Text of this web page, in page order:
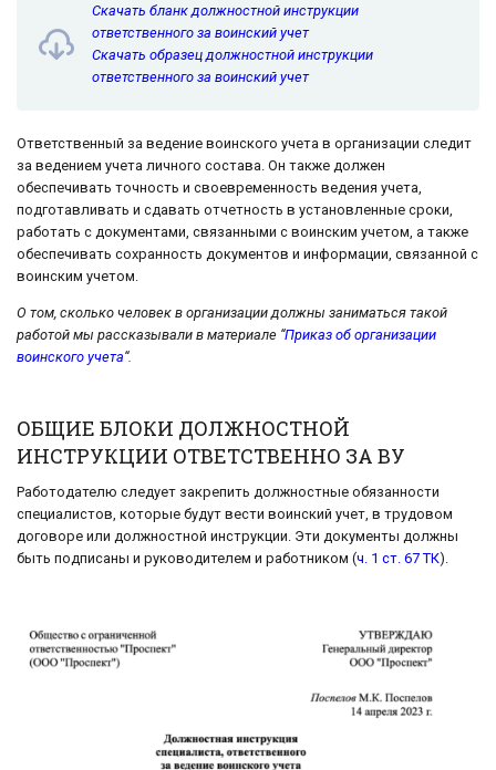
Скачать бланк должностной инструкции
ответственного за воинский учет
Скачать образец должностной инструкции
ответственного за воинский учет
Ответственный за ведение воинского учета в организации следит
за ведением учета личного состава. Он также должен
обеспечивать точность и своевременность ведения учета,
подготавливать и сдавать отчетность в установленные сроки,
работать с документами, связанными с воинским учетом, а также
обеспечивать сохранность документов и информации, связанной с
воинским учетом.
О том, сколько человек в организации должны заниматься такой
работой мы рассказывали в материале “Приказ об организации
воинского учета“.
ОБЩИЕ БЛОКИ ДОЛЖНОСТНОЙ
ИНСТРУКЦИИ ОТВЕТСТВЕННО ЗА ВУ
Работодателю следует закрепить должностные обязанности
специалистов, которые будут вести воинский учет, в трудовом
договоре или должностной инструкции. Эти документы должны
быть подписаны и руководителем и работником (ч. 1 ст. 67 ТК).